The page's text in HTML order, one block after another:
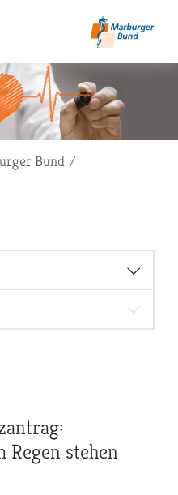
Bund
Regen stehen